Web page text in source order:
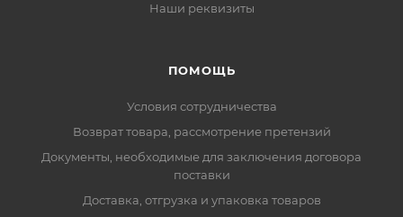
Наши реквизиты
ПОМОЩЬ
Условия сотрудничества
Возврат товара, рассмотрение претензий
Документы, необходимые для заключения договора
поставки
Доставка, отгрузка и упаковка товаров